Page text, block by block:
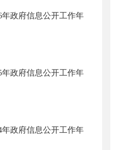
政府信息公开工作年
政府信息公开工作年
政府信息公开工作年